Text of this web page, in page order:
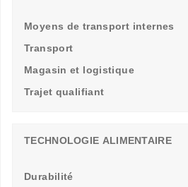
Moyens de transport internes
Transport
Magasin et logistique
Trajet qualifiant
TECHNOLOGIE ALIMENTAIRE
Durabilité